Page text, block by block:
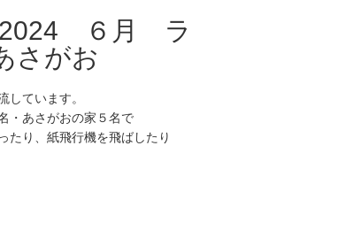
2024 ６月 ラ
さがお
しています。
・あさがおの家５名で
たり、紙飛行機を飛ばしたり